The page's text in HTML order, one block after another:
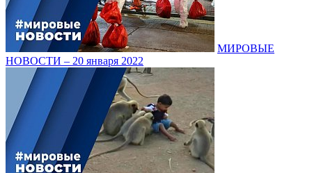
МИРОВЫЕ
НОВОСТИ – 20 января 2022